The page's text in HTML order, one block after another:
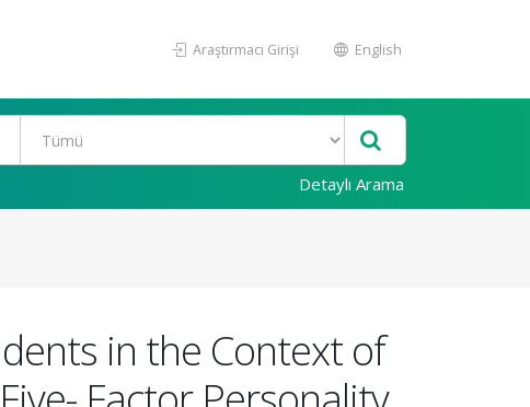
Araştırmacı Girişi English
Detaylı Arama
in the Context of